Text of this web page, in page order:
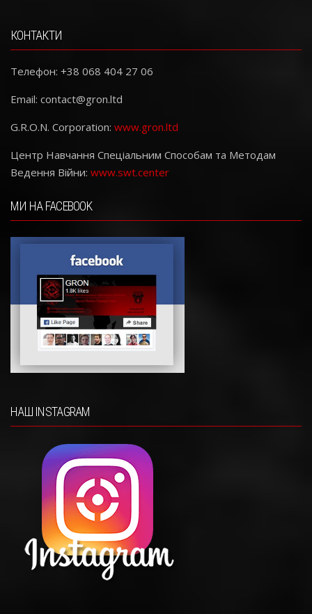
КОНТАКТИ
Телефон: +38 068 404 27 06
Email: contact@gron.ltd
G.R.O.N. Corporation: www.gron.ltd
Центр Навчання Спеціальним Способам та Методам
Ведення Війни: www.swt.center
МИ НА FACEBOOK
НАШ INSTAGRAM